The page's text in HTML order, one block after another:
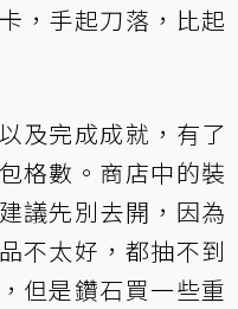
，手起刀落，比起
及完成成就，有了
格數。商店中的裝
議先別去開，因為
不太好，都抽不到
但是鑽石買一些重